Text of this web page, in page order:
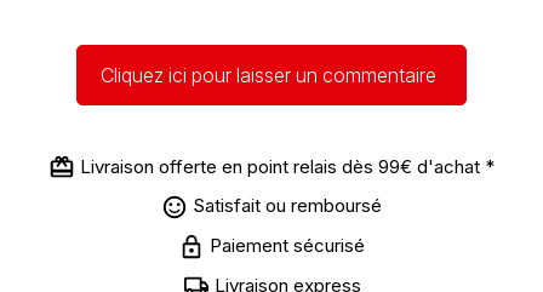
Cliquez ici pour laisser un commentaire
Livraison offerte en point relais dès 99€ d'achat *
Satisfait ou remboursé
Paiement sécurisé
Livraison express